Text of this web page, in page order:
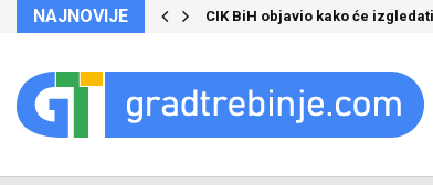
NAJNOVIJE CIK BiH objavio kako će